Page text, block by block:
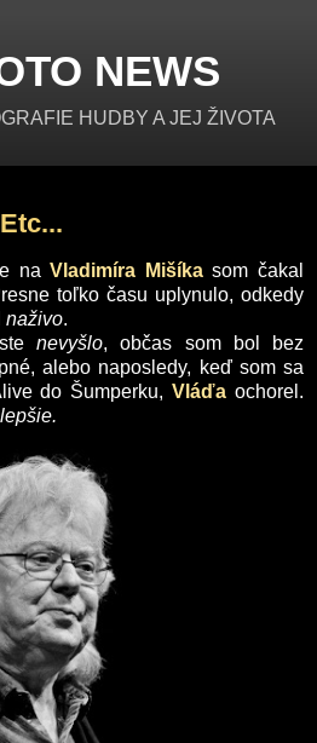
NEWS
HUDBY A JEJ ŽIVOTA
naVladimíra Mišíkasom čakal
toľko času uplynulo, odkedy
naživo.
nevyšlo, občas som bol bez
alebo naposledy, keď som sa
do Šumperku,Vláďa ochorel.